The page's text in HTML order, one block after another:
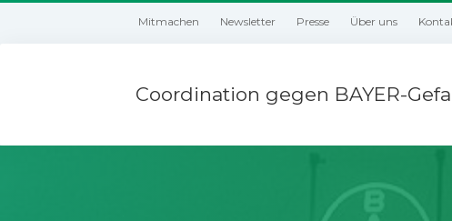
Mitmachen Newsletter Presse Über uns
Coordination gegen BAYER-